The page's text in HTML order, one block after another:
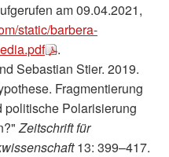
am 09.04.2021,
static/barbera-
.
Sebastian Stier. 2019.
Fragmentierung
politische Polarisierung
Zeitschrift für
13: 399–417.